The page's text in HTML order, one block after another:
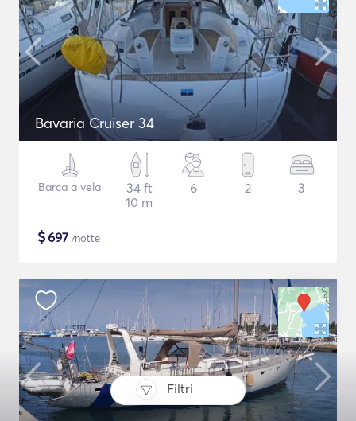
Filtri
Bavaria Cruiser 34
Barca a vela
34 ft
10 m
6 2 3
$697 /notte